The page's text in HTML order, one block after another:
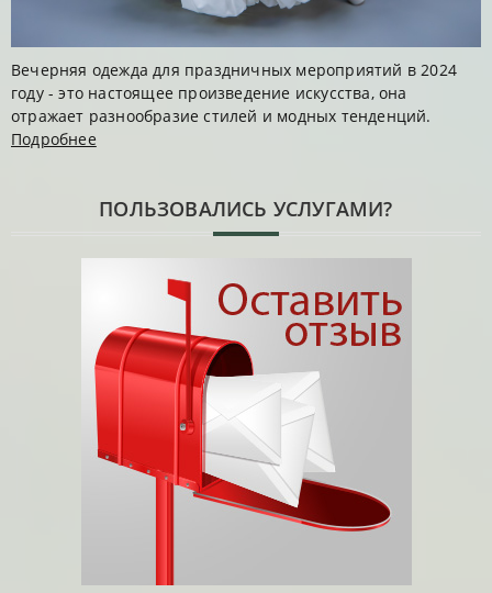
Вечерняя одежда для праздничных мероприятий в 2024
году - это настоящее произведение искусства, она
отражает разнообразие стилей и модных тенденций.
Подробнее
ПОЛЬЗОВАЛИСЬ УСЛУГАМИ?